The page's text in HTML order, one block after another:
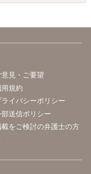
意見・ご要望
用規約
ライバシーポリシー
部送信ポリシー
載をご検討の弁護士の方